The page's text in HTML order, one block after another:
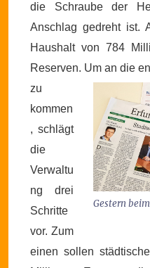
die Schraube der
Anschlag gedreht ist.
Haushalt von 784
Reserven.
Gestern
Um an die
zu
kommen
, schlägt
die
Verwaltu
ng drei
Schritte
vor. Zum
einen sollen